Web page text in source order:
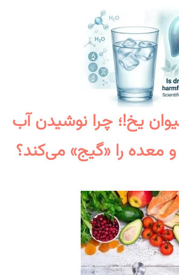
یخ!؛ چرا نوشیدن آب
معده را «گیج» می‌کند؟